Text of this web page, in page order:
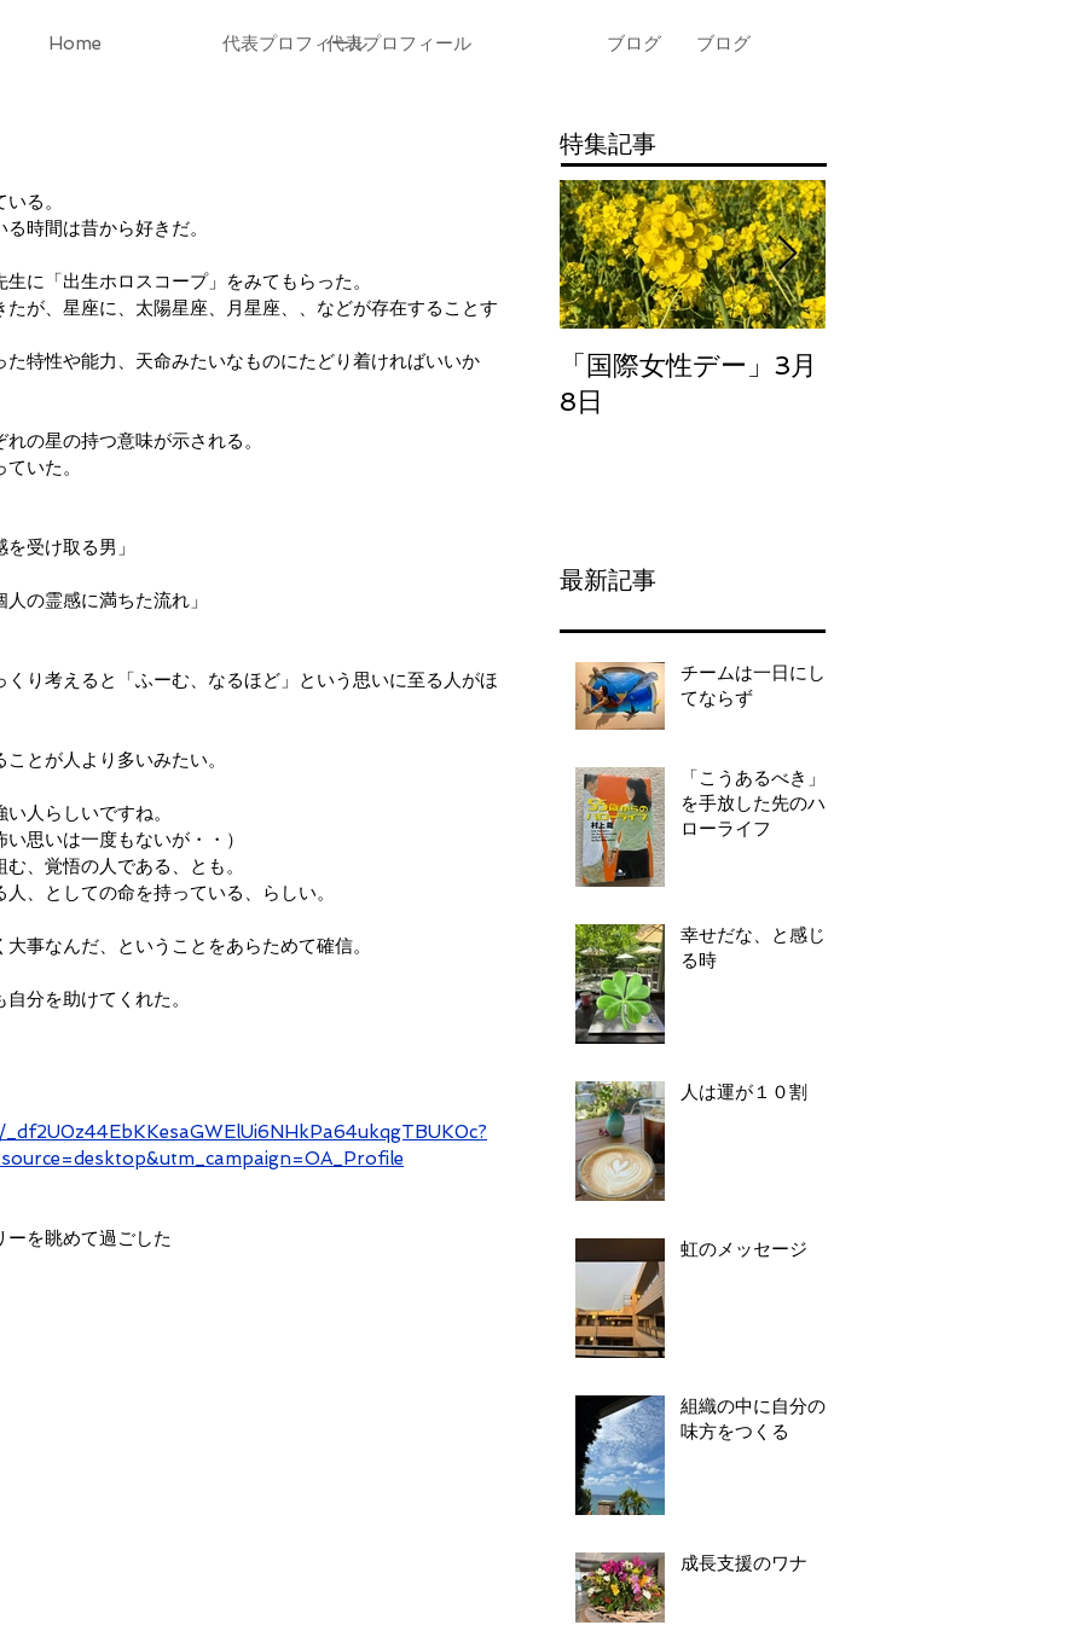
Home 代表プロフィール ブログ
る。
時間は昔から好きだ。
に「出生ホロスコープ」をみてもらった。
が、星座に、太陽星座、月星座、、などが存在することす
特性や能力、天命みたいなものにたどり着ければいいか
の星の持つ意味が示される。
いた。
受け取る男」
の霊感に満ちた流れ」
り考えると「ふーむ、なるほど」という思いに至る人がほ
とが人より多いみたい。
人らしいですね。
思いは一度もないが・・）
、覚悟の人である、とも。
、としての命を持っている、らしい。
事なんだ、ということをあらためて確信。
分を助けてくれた。
を眺めて過ごした
特集記事
「国際女性デー」3月
8日
最新記事
チームは一日にし
てならず
「こうあるべき」
を手放した先のハ
ローライフ
幸せだな、と感じ
る時
人は運が１０割
虹のメッセージ
組織の中に自分の
味方をつくる
成長支援のワナ
代表プロフィール ブログ